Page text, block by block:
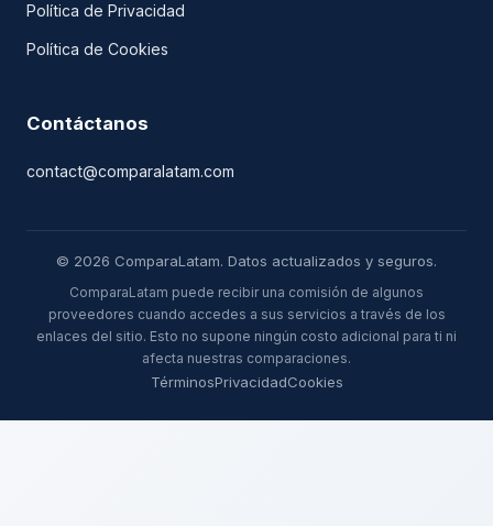
Política de Privacidad
Política de Cookies
Contáctanos
contact@comparalatam.com
© 2026 ComparaLatam. Datos actualizados y seguros.
ComparaLatam puede recibir una comisión de algunos
proveedores cuando accedes a sus servicios a través de los
enlaces del sitio. Esto no supone ningún costo adicional para ti ni
afecta nuestras comparaciones.
TérminosPrivacidadCookies